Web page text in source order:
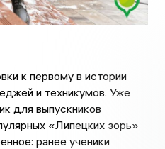
к первому в истории
и техникумов. Уже
для выпускников
«Липецких зорь»
ранее ученики